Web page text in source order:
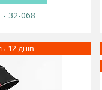
- 32-068
12 днів